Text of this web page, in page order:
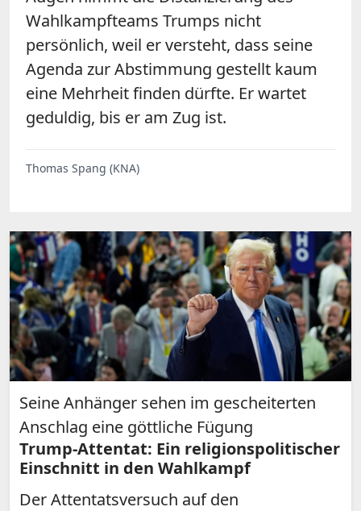
Wahlkampfteams Trumps nicht
persönlich, weil er versteht, dass seine
Agenda zur Abstimmung gestellt kaum
eine Mehrheit finden dürfte. Er wartet
geduldig, bis er am Zug ist.
Thomas Spang (KNA)
Seine Anhänger sehen im gescheiterten
Anschlag eine göttliche Fügung
Trump-Attentat: Ein religionspolitischer
Einschnitt in den Wahlkampf
Der Attentatsversuch auf den